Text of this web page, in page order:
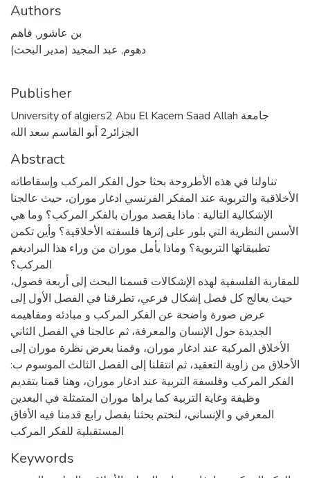
Authors
بن عاشور, فاهم
دهوم, عبد المجيد (مدير البحث)
Publisher
University of algiers2 Abu El Kacem Saad Allah جامعة
الجزائر2 أبو القاسم سعد الله
Abstract
تناولنا في هذه الأطروحة بحثا حول الفكر المركب وإسقاطاته
الأخلاقية والتربوية عند المفكر الفرنسي ادغار موران، حيث عالجنا
الإشكالية التالية : ماذا يقصد موران بالفكر المركب؟ وما هي
الأسس النظرية التي بلور على إثرها فلسفته الأخلاقية؟ وأين تكمن
تطبيقاتها التربوية؟ وماذا يأمل موران من وراء هذا البراديغم
المركب؟
للمقاربة الفلسفية لهذه الإشكالات قسمنا البحث إلى أربعة فصول،
حيث يعالج كل فصل إشكال فرعي، تطرقنا في الفصل الأول إلى
عرض صورة واضحة عن الفكر المركب و مبادئه ومفاهيمه
الجديدة حول الإنسان والمعرفة، ثم عالجنا في الفصل الثاني
الأخلاق المركبة عند ادغار موران، وقمنا بعرض نظرة موران إلى
الأخلاق من زاوية التعقيد، ثم انتقلنا إلى الفصل الثالث الموسوم ب:
الفكر المركب وفلسفة التربية عند ادغار موران، وهنا قمنا بتقديم
وظيفة وغاية التربية كما يراها موران المتمثلة في البعدين
المعرفي و الإنساني، لنختم بحثنا بفصل رابع قدمنا فيه الأفاق
المستقبلية للفكر المركب
Keywords